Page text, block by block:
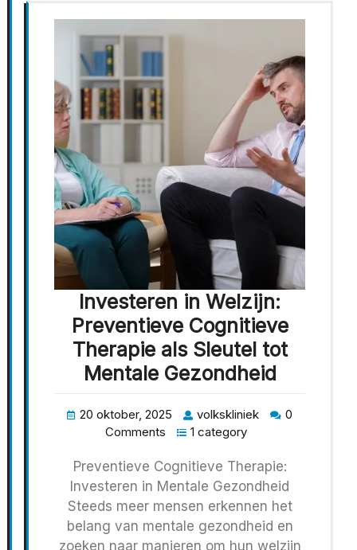
Investeren in Welzijn:
Preventieve Cognitieve
Therapie als Sleutel tot
Mentale Gezondheid
20 oktober, 2025 volkskliniek
0
Comments
1 category
Preventieve Cognitieve Therapie:
Investeren in Mentale Gezondheid
Steeds meer mensen erkennen het
belang van mentale gezondheid en
zoeken naar manieren om hun welzijn